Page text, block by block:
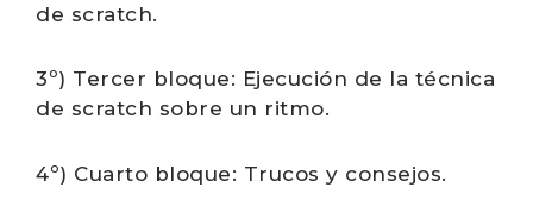
de scratch.
3º) Tercer bloque: Ejecución de la técnica
de scratch sobre un ritmo.
4º) Cuarto bloque: Trucos y consejos.